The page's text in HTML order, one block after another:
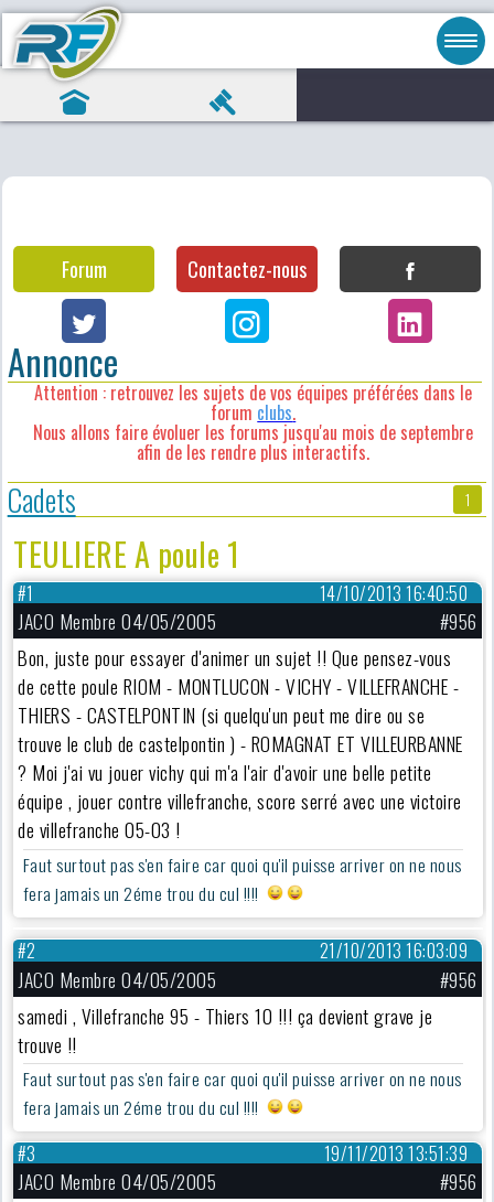
Forum Contactez-nous
Annonce
Attention : retrouvez les sujets de vos équipes préférées dans le
forum clubs.
Nous allons faire évoluer les forums jusqu'au mois de septembre
afin de les rendre plus interactifs.
Cadets 1
TEULIERE A poule 1
14/10/2013 16:40:50
#1
JACO Membre 04/05/2005
#956
Bon, juste pour essayer d'animer un sujet !! Que pensez-vous
de cette poule RIOM - MONTLUCON - VICHY - VILLEFRANCHE -
THIERS - CASTELPONTIN (si quelqu'un peut me dire ou se
trouve le club de castelpontin ) - ROMAGNAT ET VILLEURBANNE
? Moi j'ai vu jouer vichy qui m'a l'air d'avoir une belle petite
équipe , jouer contre villefranche, score serré avec une victoire
de villefranche 05-03 !
Faut surtout pas s'en faire car quoi qu'il puisse arriver on ne nous
fera jamais un 2éme trou du cul !!!!
21/10/2013 16:03:09
#2
JACO Membre 04/05/2005
#956
samedi , Villefranche 95 - Thiers 10 !!! ça devient grave je
trouve !!
Faut surtout pas s'en faire car quoi qu'il puisse arriver on ne nous
fera jamais un 2éme trou du cul !!!!
19/11/2013 13:51:39
#3
JACO Membre 04/05/2005
#956